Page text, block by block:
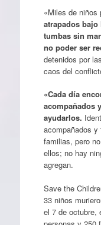
«Miles de niños
atrapados
tumbas sin
no poder ser
detenidos por
caos del
«Cada día
acompañados
ayudarlos.
acompañados
familias, pero
ellos; no hay
agregan.
Save the
33 niños
el 7 de octubre,